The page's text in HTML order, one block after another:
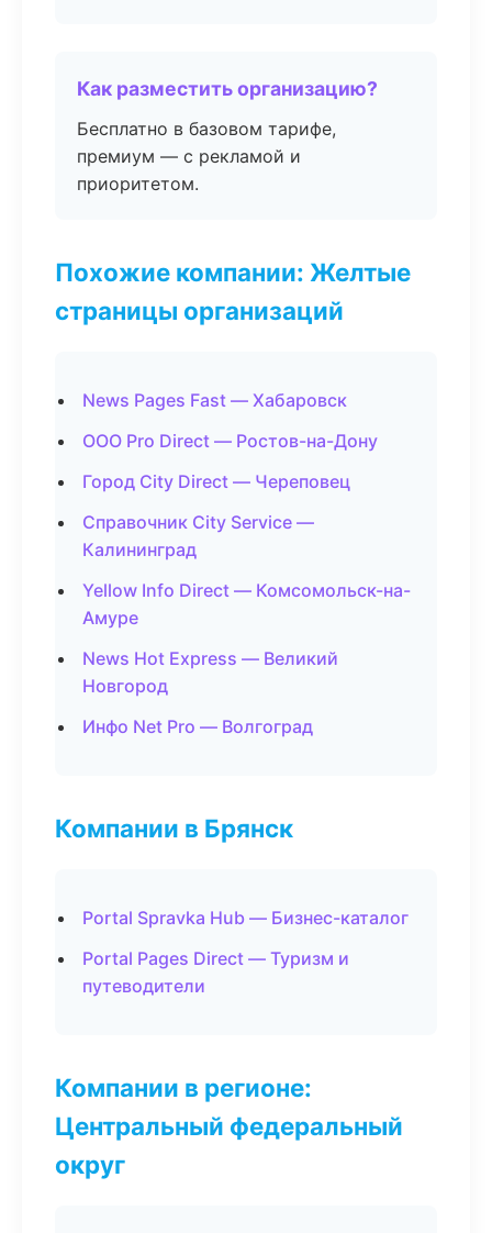
Как разместить организацию?
Бесплатно в базовом тарифе,
премиум — с рекламой и
приоритетом.
Похожие компании: Желтые
страницы организаций
News Pages Fast — Хабаровск
ООО Pro Direct — Ростов-на-Дону
Город City Direct — Череповец
Справочник City Service —
Калининград
Yellow Info Direct — Комсомольск-на-
Амуре
News Hot Express — Великий
Новгород
Инфо Net Pro — Волгоград
Компании в Брянск
Portal Spravka Hub — Бизнес-каталог
Portal Pages Direct — Туризм и
путеводители
Компании в регионе:
Центральный федеральный
округ